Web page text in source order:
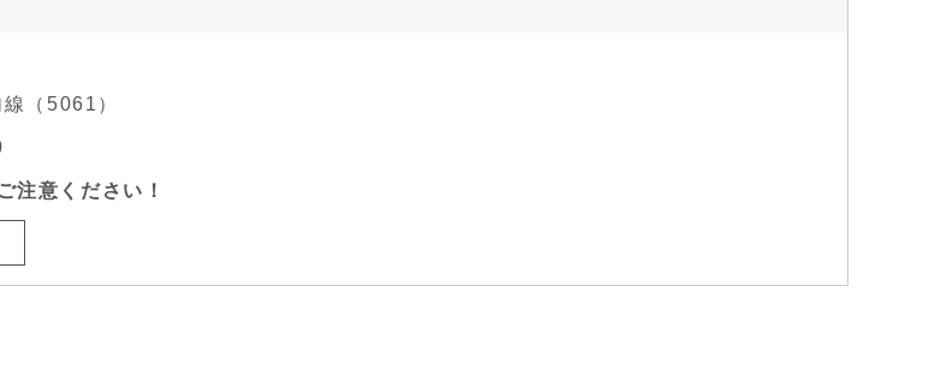
（5061）
注意ください！